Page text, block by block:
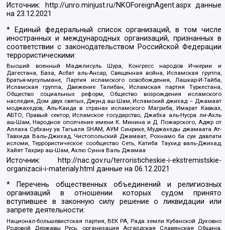
Источник: http://unro.minjust.ru/NKOForeignAgent.aspxданные
на23.12.2021
* Единый федеральный список организаций, в том числе
иностранных и международных организаций, признанных в
соответствии с законодательством Российской Федерации
террористическими:
Высший военный Маджлисуль Шура, Конгресс народов Ичкерии и
Дагестана, База, Асбат аль-Ансар, Священная война, Исламская группа,
Братья-мусульмане, Партия исламского освобождения, Лашкар-И-Тайба,
Исламская группа, Движение Талибан, Исламская партия Туркестана,
Общество социальных реформ, Общество возрождения исламского
наследия, Дом двух святых, Джунд аш-Шам, Исламский джихад – Джамаат
моджахедов, Аль-Каида в странах исламского Магриба, Имарат Кавказ,
АБТО, Правый сектор, Исламское государство, Джабха аль-Нусра ли-Ахль
аш-Шам, Народное ополчение имени К. Минина и Д. Пожарского, Аджр от
Аллаха Субхану уа Тагьаля SHAM, АУМ Синрике, Муджахеды джамаата Ат-
Тавхида Валь-Джихад, Чистопольский Джамаат, Рохнамо ба суи давлати
исломи, Террористическое сообщество Сеть, Катиба Таухид валь-Джихад,
Хайят Тахрир аш-Шам, Ахлю Сунна Валь Джамаа
Источник:
http://nac.gov.ru/terroristicheskie-i-ekstremistskie-
organizacii-i-materialy.html данные на06.12.2021
* Перечень общественных объединений и религиозных
организаций в отношении которых судом принято
вступившее в законную силу решение о ликвидации или
запрете деятельности:
Национал-большевистская партия, ВЕК РА, Рада земли Кубанской Духовно
Родовой Державы Русь, организация Асгардская Славянская Община,